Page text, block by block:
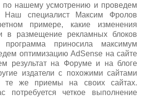
нашему усмотрению и проведем
Наш специалист Максим Фролов
примере, какие изменения
в размещение рекламных блоков
приносила максимум
оптимизацию AdSense на сайте
результат на Форуме и на блоге
издатели с похожими сайтами
те же приемы на своих сайтах.
потребуется четкое выполнение